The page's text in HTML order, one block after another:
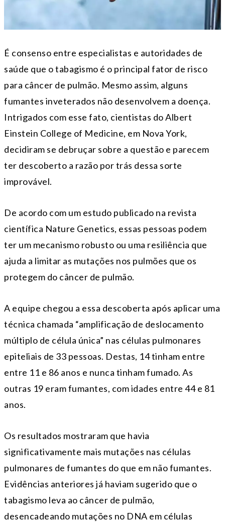
É consenso entre especialistas e autoridades de
saúde que o tabagismo é o principal fator de risco
para câncer de pulmão. Mesmo assim, alguns
fumantes inveterados não desenvolvem a doença.
Intrigados com esse fato, cientistas do Albert
Einstein College of Medicine, em Nova York,
decidiram se debruçar sobre a questão e parecem
ter descoberto a razão por trás dessa sorte
improvável.
De acordo com um estudo publicado na revista
científica Nature Genetics, essas pessoas podem
ter um mecanismo robusto ou uma resiliência que
ajuda a limitar as mutações nos pulmões que os
protegem do câncer de pulmão.
A equipe chegou a essa descoberta após aplicar uma
técnica chamada “amplificação de deslocamento
múltiplo de célula única” nas células pulmonares
epiteliais de 33 pessoas. Destas, 14 tinham entre
entre 11 e 86 anos e nunca tinham fumado. As
outras 19 eram fumantes, com idades entre 44 e 81
anos.
Os resultados mostraram que havia
significativamente mais mutações nas células
pulmonares de fumantes do que em não fumantes.
Evidências anteriores já haviam sugerido que o
tabagismo leva ao câncer de pulmão,
desencadeando mutações no DNA em células